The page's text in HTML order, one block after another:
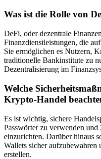
Was ist die Rolle von
DeFi, oder dezentrale
Finanzdienstleistungen, die
Sie ermöglichen es Nutzern,
traditionelle Bankinstitute zu
Dezentralisierung im
Welche
Krypto-Handel
Es ist wichtig, sichere
Passwörter zu verwenden
einzurichten. Darüber hinaus
Wallets sicher aufzubewahren
erstellen.